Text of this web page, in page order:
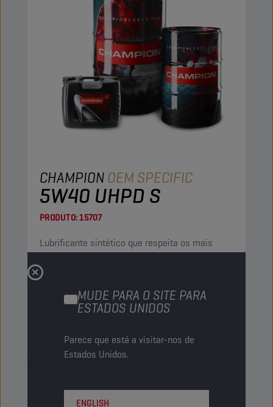
MUDE PARA O SITE PARA
ESTADOS UNIDOS
Parece que está a visitar-nos de
Estados Unidos.
ENGLISH
CHAMPIONOEM SPECIFIC
5W40 UHPD S
PRODUTO:15707
Lubrificante sintético que respeita os mais
camiões de grande porte. Pode ser utilizado em
tratamento.